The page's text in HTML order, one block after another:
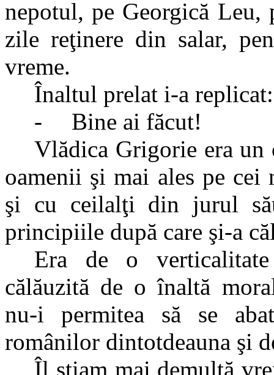
nepotul, pe Georgică Leu,
zile reţinere din salar,
vreme.
Înaltul prelat i-a replicat:
-
Bine ai făcut!
Vlădica Grigorie era un
oamenii şi mai ales pe cei
şi cu ceilalţi din jurul
principiile după care şi-a
Era de o
călăuzită de o înaltă
nu-i permitea să se
românilor dintotdeauna şi
Îl ştiam mai demultă